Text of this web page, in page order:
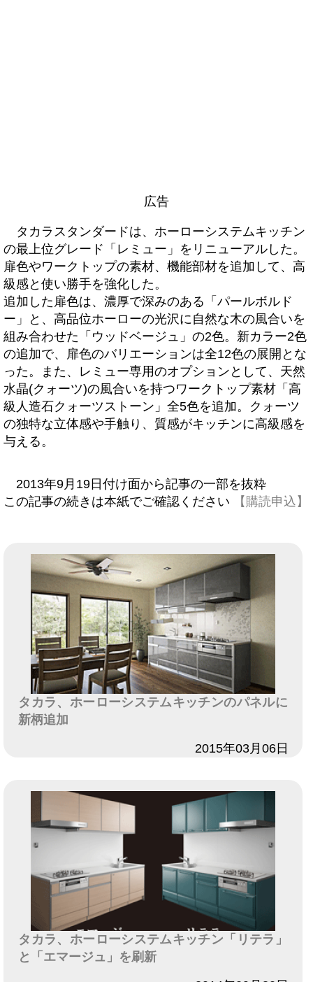
広告
タカラスタンダードは、ホーローシステムキッチン
の最上位グレード「レミュー」をリニューアルした。
扉色やワークトップの素材、機能部材を追加して、高
級感と使い勝手を強化した。
追加した扉色は、濃厚で深みのある「パールボルド
ー」と、高品位ホーローの光沢に自然な木の風合いを
組み合わせた「ウッドベージュ」の2色。新カラー2色
の追加で、扉色のバリエーションは全12色の展開とな
った。また、レミュー専用のオプションとして、天然
水晶(クォーツ)の風合いを持つワークトップ素材「高
級人造石クォーツストーン」全5色を追加。クォーツ
の独特な立体感や手触り、質感がキッチンに高級感を
与える。
2013年9月19日付け面から記事の一部を抜粋
この記事の続きは本紙でご確認ください
【購読申込】
タカラ、ホーローシステムキッチンのパネルに
新柄追加
2015年03月06日
タカラ、ホーローシステムキッチン「リテラ」
と「エマージュ」を刷新